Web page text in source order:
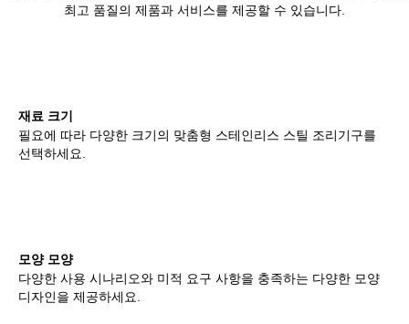
최고 품질의 제품과 서비스를 제공할 수 있습니다.
재료 크기
필요에 따라 다양한 크기의 맞춤형 스테인리스 스틸 조리기구를
선택하세요.
모양 모양
다양한 사용 시나리오와 미적 요구 사항을 충족하는 다양한 모양
디자인을 제공하세요.